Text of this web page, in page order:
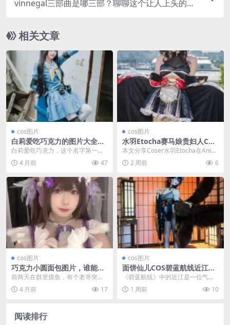
vinnegal三部曲是哪三部？聊聊这个让人上头的系
相关文章
cos图片
白莉爱吃巧克力的图片大全大
图，一起来看看吧！
白莉爱吃巧克力，这个名字第一眼
看上去像是个美食博主对吧？我当
时也这么以为。结果点...
4 月前 47
cos图片
水羽Etocha赛马娘贵妇人CO
S：红黑礼服闪耀AnimeJapa
本文分享Coser水羽Etocha在Anim
eJapan2026现场演绎的《赛马...
2 周前 6
cos图片
巧克力小圆面包图片，谁能抵
挡这份甜蜜诱惑？
前两天在群里摸鱼，有个老哥突然
甩了几张图，说了句“你们看看这
个”。我随手一点，然...
4 月前 17
cos图片
面饼仙儿COS碧蓝航线近江：
九尾狐的优雅与性感
《碧蓝航线》中的近江是一位气质
独特的九尾狐角色，面饼仙儿的这
组COS作品将她的优...
1 周前 10
阅读排行